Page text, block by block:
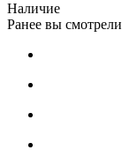
Наличие
Ранее вы смотрели